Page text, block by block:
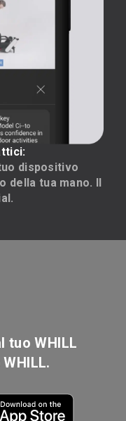
dispositivo
della tua mano. Il
tuo WHILL